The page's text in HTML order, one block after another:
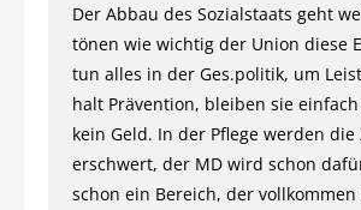
Der Abbau des Sozialstaats geht
tönen wie wichtig der Union diese
tun alles in der Ges.politik, um
halt Prävention, bleiben sie
kein Geld. In der Pflege werden
erschwert, der MD wird schon
schon ein Bereich, der